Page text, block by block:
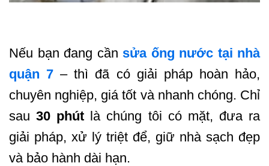
Nếu bạn đang cần sửa ống nước tại nhà
quận 7 – thì đã có giải pháp hoàn hảo,
chuyên nghiệp, giá tốt và nhanh chóng. Chỉ
sau30 phút là chúng tôi có mặt, đưa ra
giải pháp, xử lý triệt để, giữ nhà sạch đẹp
và bảo hành dài hạn.